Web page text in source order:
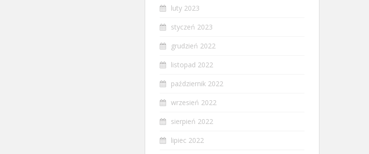
luty 2023
styczeń 2023
grudzień 2022
listopad 2022
październik 2022
wrzesień 2022
sierpień 2022
lipiec 2022